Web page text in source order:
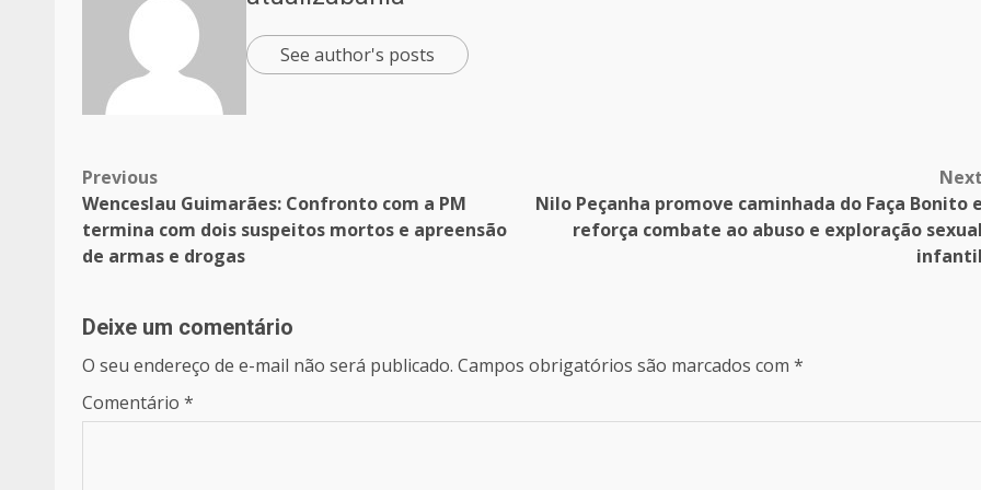
See author's posts
Previous
Wenceslau Guimarães: Confronto com a PM
termina com dois suspeitos mortos e apreensão
de armas e drogas
Next
Nilo Peçanha promove caminhada do Faça Bonito e
reforça combate ao abuso e exploração sexual
infantil
Deixe um comentário
O seu endereço de e-mail não será publicado. Campos obrigatórios são marcados com *
Comentário *